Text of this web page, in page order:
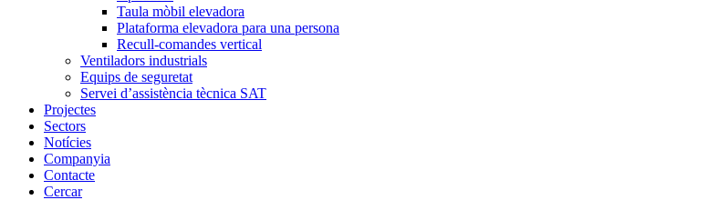
Taula mòbil elevadora
Plataforma elevadora para una persona
Recull-comandes vertical
Ventiladors industrials
Equips de seguretat
Servei d’assistència tècnica SAT
Projectes
Sectors
Notícies
Companyia
Contacte
Cercar